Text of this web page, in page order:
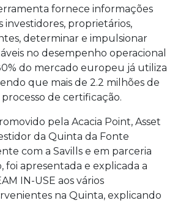
fornece informações
proprietários,
determinar e impulsionar
no desempenho operacional
do mercado europeu já utiliza
que mais de 2.2 milhões de
de certificação.
pela Acacia Point, Asset
da Quinta da Fonte
com a Savills e em parceria
foi apresentada e explicada a
IN-USE aos vários
na Quinta, explicando